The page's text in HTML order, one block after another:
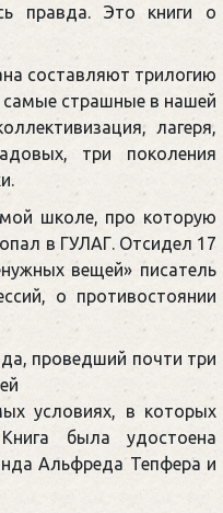
правда. Это книги о
составляют трилогию
самые страшные в нашей
лагеря,
три поколения
школе, про которую
в ГУЛАГ. Отсидел 17
вещей» писатель
о противостоянии
проведший почти три
условиях, в которых
была удостоена
Альфреда Тепфера и